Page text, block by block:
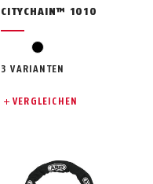
CITYCHAIN™ 1010
black
3 VARIANTEN
VERGLEICHEN